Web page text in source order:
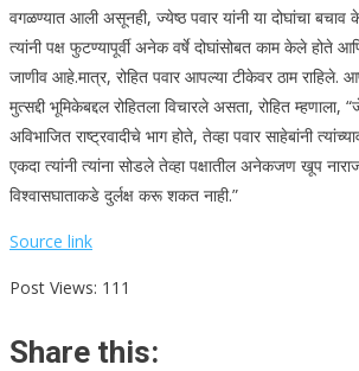
वगळण्यात आली असूनही, ज्येष्ठ पवार यांनी या दोघांचा
त्यांनी पक्ष फुटण्यापूर्वी अनेक वर्षे दोघांसोबत काम केले होते
जाणीव आहे.मात्र, रोहित पवार आपल्या टीकेवर ठाम राहिले.
मुत्सद्दी भूमिकेबद्दल रोहितला विचारले असता, रोहित
अविभाजित राष्ट्रवादीचे भाग होते, तेव्हा पवार साहेबांनी
एकदा त्यांनी त्यांना सोडले तेव्हा पक्षातील अनेकजण खूप
विश्वासघाताकडे दुर्लक्ष करू शकत नाही.”
Source link
Post Views: 111
Share this: